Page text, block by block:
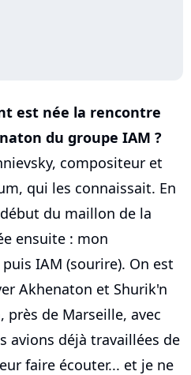
est née la rencontre
du groupe IAM ?
compositeur et
qui les connaissait. En
du maillon de la
ensuite : mon
IAM (sourire). On est
Akhenaton et Shurik'n
près de Marseille, avec
avions déjà travaillées de
faire écouter... et je ne